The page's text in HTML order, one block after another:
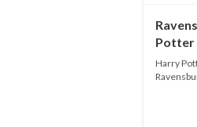
Potter
Harry